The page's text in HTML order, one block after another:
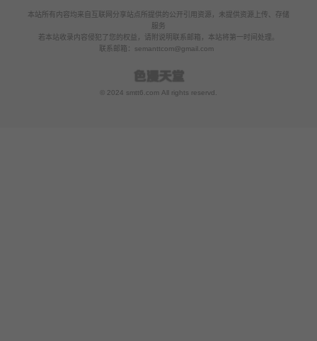
本站所有内容均来自互联网分享站点所提供的公开引用资源，未提供资源上传、存储
服务
若本站收录内容侵犯了您的权益，请附说明联系邮箱，本站将第一时间处理。
联系邮箱： semanttcom@gmail.com
© 2024 smtt6.com All rights reservd.